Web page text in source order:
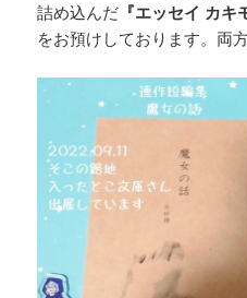
詰め込んだ 『エッセイ カ
をお預けしております。両